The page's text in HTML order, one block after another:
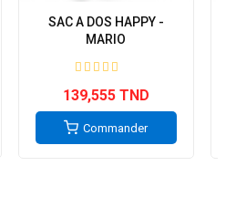
SAC A DOS HAPPY -
MARIO
139,555 TND
Commander